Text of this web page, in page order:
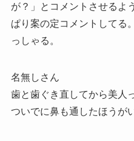
が？」とコメントさせるよ
ぱり案の定コメントしてる
っしゃる。
名無しさん
歯と歯ぐき直してから美人
ついでに鼻も通したほうが